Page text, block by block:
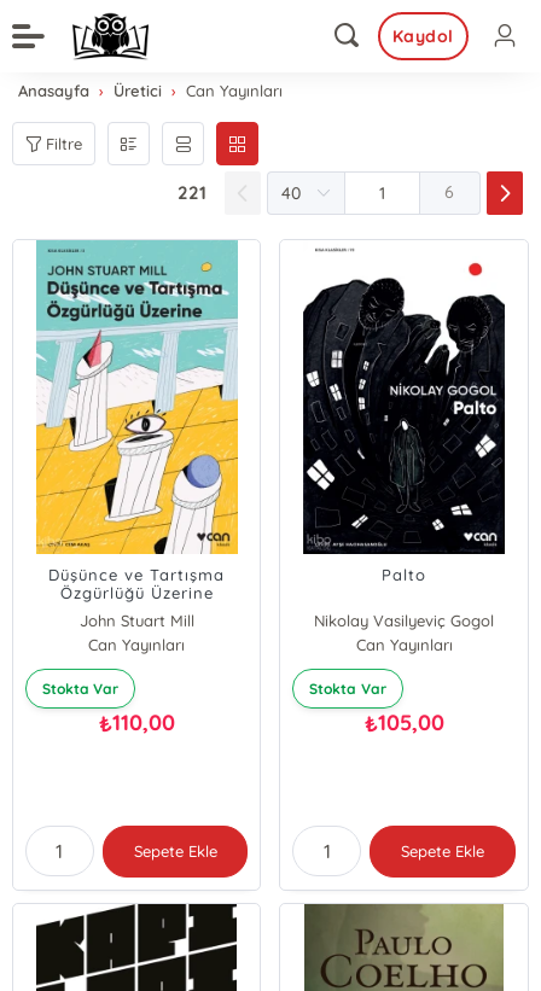
Kaydol
Anasayfa Üretici Can Yayınları
Filtre
221 6
Düşünce ve Tartışma
Özgürlüğü Üzerine
John Stuart Mill
Can Yayınları
Stokta Var
₺110,00
Sepete Ekle
Palto
Nikolay Vasilyeviç Gogol
Can Yayınları
Stokta Var
₺105,00
Sepete Ekle